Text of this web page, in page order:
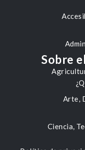
Arte,
Ciencia,
Sobre